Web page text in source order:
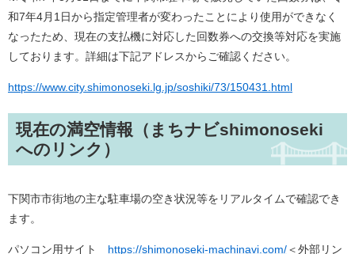
和7年4月1日から指定管理者が変わったことにより使用ができなく
なったため、現在の支払機に対応した回数券への交換等対応を実施
しております。詳細は下記アドレスからご確認ください。
https://www.city.shimonoseki.lg.jp/soshiki/73/150431.html
現在の満空情報（まちナビshimonoseki
へのリンク）
下関市市街地の主な駐車場の空き状況等をリアルタイムで確認でき
ます。
パソコン用サイト https://shimonoseki-machinavi.com/＜外部リン